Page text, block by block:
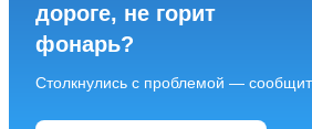
дороге, не горит
фонарь?
Столкнулись с проблемой —